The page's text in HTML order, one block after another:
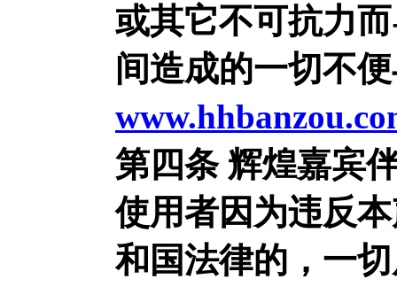
或其它不可抗力
间造成的一切不
第四条 辉煌嘉宾
使用者因为违反
和国法律的，一